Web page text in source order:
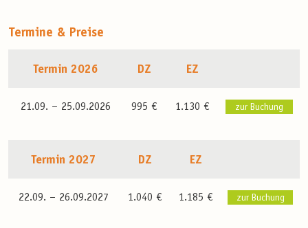
Termine & Preise
Termin 2026 DZ EZ
21.09. – 25.09.2026 995 € 1.130 € zur Buchung
Termin 2027 DZ EZ
22.09. – 26.09.2027 1.040 € 1.185 € zur Buchung